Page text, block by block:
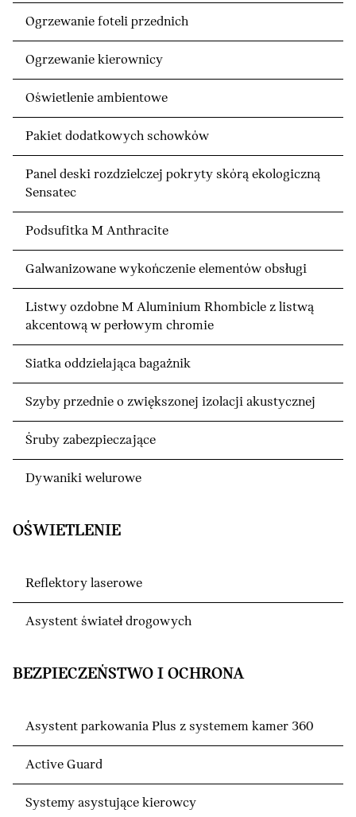
Ogrzewanie foteli przednich
Ogrzewanie kierownicy
Oświetlenie ambientowe
Pakiet dodatkowych schowków
Panel deski rozdzielczej pokryty skórą ekologiczną
Sensatec
Podsufitka M Anthracite
Galwanizowane wykończenie elementów obsługi
Listwy ozdobne M Aluminium Rhombicle z listwą
akcentową w perłowym chromie
Siatka oddzielająca bagażnik
Szyby przednie o zwiększonej izolacji akustycznej
Śruby zabezpieczające
Dywaniki welurowe
OŚWIETLENIE
Reflektory laserowe
Asystent świateł drogowych
BEZPIECZEŃSTWO I OCHRONA
Asystent parkowania Plus z systemem kamer 360
Active Guard
Systemy asystujące kierowcy